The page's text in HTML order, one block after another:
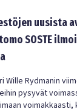
uusista
SOSTE
Wille Rydmanin
pysyvät
voimakkaasti,